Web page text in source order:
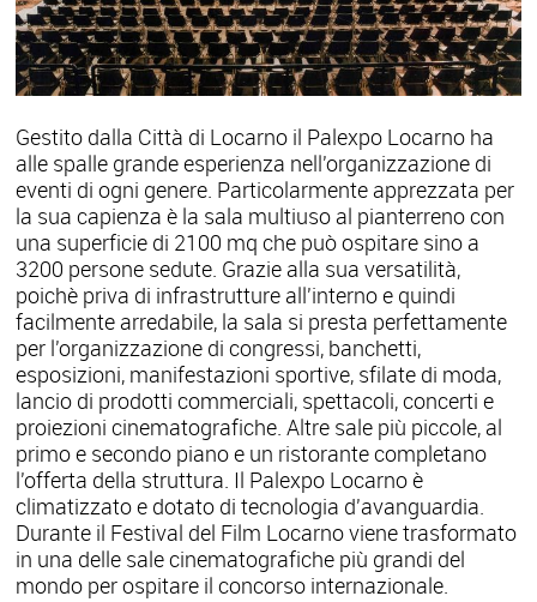
Gestito dalla Città di Locarno il Palexpo Locarno ha
alle spalle grande esperienza nell'organizzazione di
eventi di ogni genere. Particolarmente apprezzata per
la sua capienza è la sala multiuso al pianterreno con
una superficie di 2100 mq che può ospitare sino a
3200 persone sedute. Grazie alla sua versatilità,
poichè priva di infrastrutture all'interno e quindi
facilmente arredabile, la sala si presta perfettamente
per l'organizzazione di congressi, banchetti,
esposizioni, manifestazioni sportive, sfilate di moda,
lancio di prodotti commerciali, spettacoli, concerti e
proiezioni cinematografiche. Altre sale più piccole, al
primo e secondo piano e un ristorante completano
l'offerta della struttura. Il Palexpo Locarno è
climatizzato e dotato di tecnologia d'avanguardia.
Durante il Festival del Film Locarno viene trasformato
in una delle sale cinematografiche più grandi del
mondo per ospitare il concorso internazionale.